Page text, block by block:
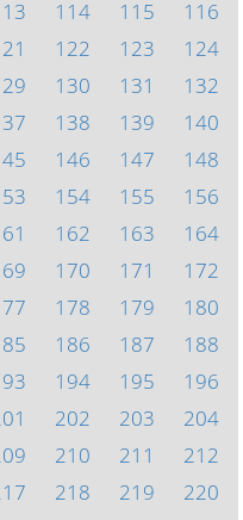
114 115
116
122 123
124
130 131
132
138 139
140
146 147
148
154 155
156
162 163
164
170 171
172
178 179
180
186 187
188
194 195
196
202 203
204
210 211
212
218 219
220